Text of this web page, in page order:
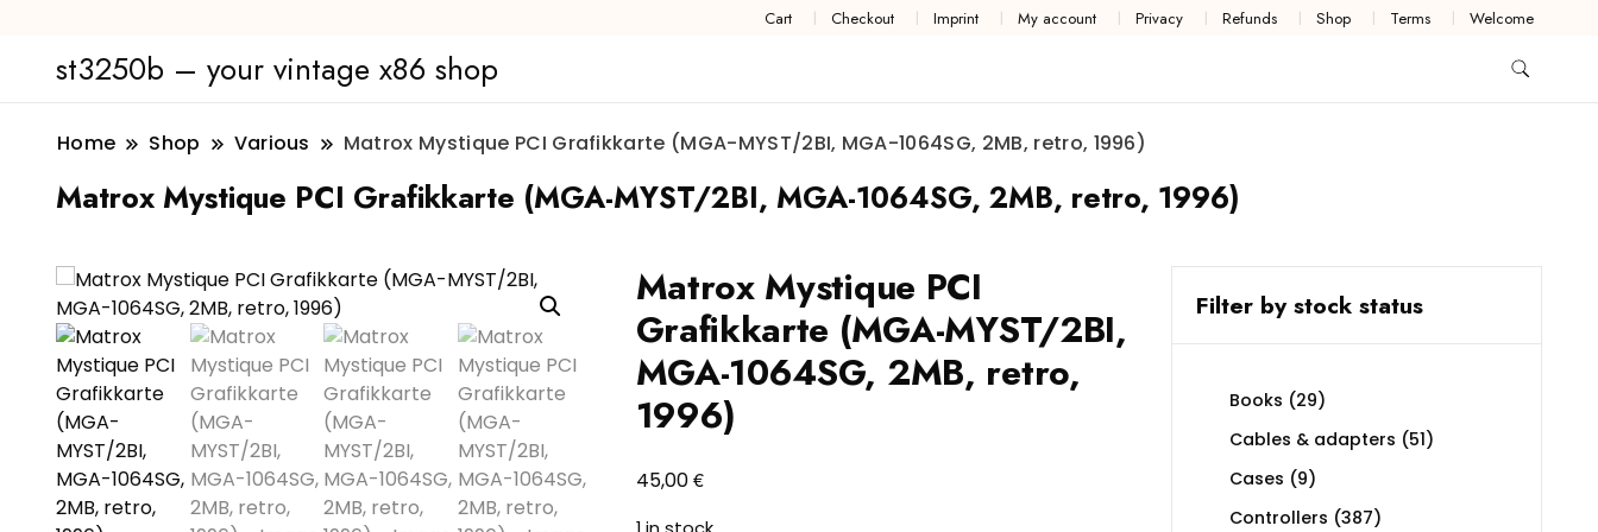
Cart Checkout Imprint My account Privacy Refunds Shop Terms Welcome
st3250b – your vintage x86 shop
Home Shop Various Matrox Mystique PCI Grafikkarte (MGA-MYST/2BI, MGA-1064SG, 2MB, retro, 1996)
Matrox Mystique PCI Grafikkarte (MGA-MYST/2BI, MGA-1064SG, 2MB, retro, 1996)
Matrox Mystique PCI
Grafikkarte (MGA-MYST/2BI,
MGA-1064SG, 2MB, retro,
1996)
45,00€
Filter by stock status
Books 2929
Cables & adapters 5151
Cases 99
products
Controllers 387387